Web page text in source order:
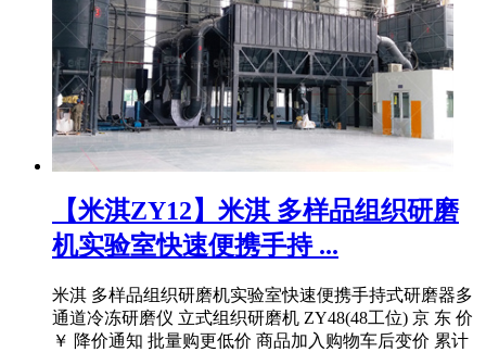
【米淇ZY12】米淇 多样品组织研磨
机实验室快速便携手持 ...
米淇 多样品组织研磨机实验室快速便携手持式研磨器多
通道冷冻研磨仪 立式组织研磨机 ZY48(48工位) 京 东 价
￥ 降价通知 批量购更低价 商品加入购物车后变价 累计